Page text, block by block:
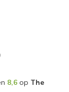
8,6op The